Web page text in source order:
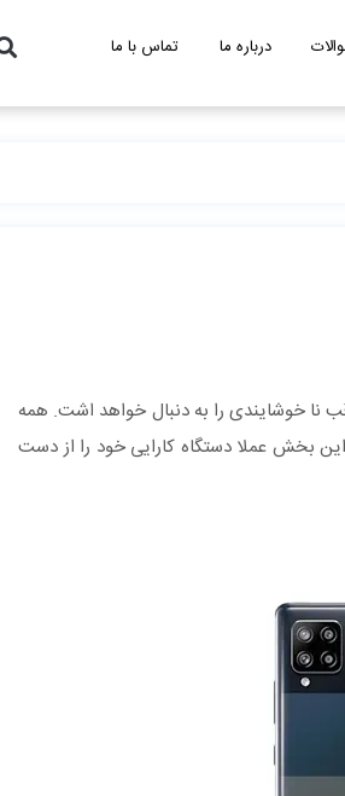
درباره ما تماس با ما
نا خوشایندی را به دنبال خواهد اشت. همه
بخش عملا دستگاه کارایی خود را از دست